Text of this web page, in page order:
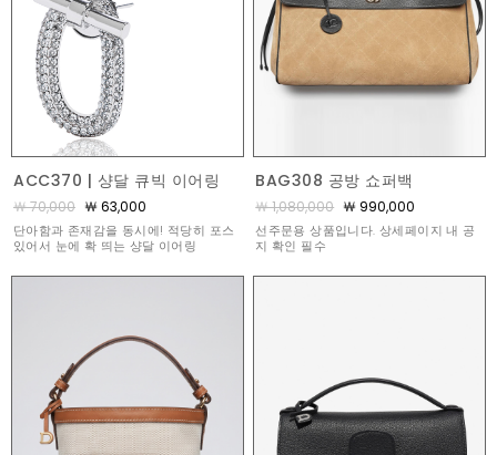
ACC370 | 샹달 큐빅 이어링
￦ 70,000 ￦ 63,000
단아함과 존재감을 동시에! 적당히 포스
있어서 눈에 확 띄는 샹달 이어링
BAG308 공방 쇼퍼백
￦ 1,080,000 ￦ 990,000
선주문용 상품입니다. 상세페이지 내 공
지 확인 필수